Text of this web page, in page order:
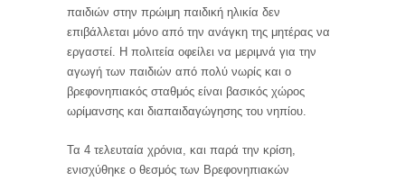
παιδιών στην πρώιμη παιδική ηλικία δεν
επιβάλλεται μόνο από την ανάγκη της μητέρας να
εργαστεί. Η πολιτεία οφείλει να μεριμνά για την
αγωγή των παιδιών από πολύ νωρίς και ο
βρεφονηπιακός σταθμός είναι βασικός χώρος
ωρίμανσης και διαπαιδαγώγησης του νηπίου.
Τα 4 τελευταία χρόνια, και παρά την κρίση,
ενισχύθηκε ο θεσμός των Βρεφονηπιακών